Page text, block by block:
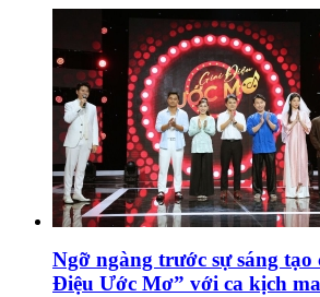
Ngỡ ngàng trước sự sáng
Điệu Ước Mơ” với ca kịch